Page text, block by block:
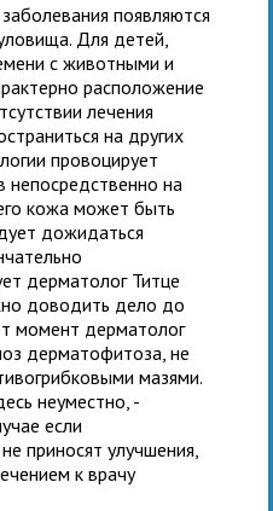
появляются
Для детей,
с животными и
расположение
лечения
на других
провоцирует
на
кожа может быть
дожидаться
дерматолог Титце
доводить дело до
момент дерматолог
дерматофитоза, не
мазями.
неуместно, -
если
приносят улучшения,
к врачу